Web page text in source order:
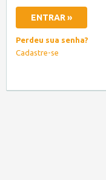
Perdeu sua senha?
Cadastre-se